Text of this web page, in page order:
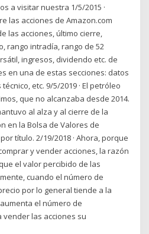
a visitar nuestra 1/5/2015 ·
las acciones de Amazon.com
las acciones, último cierre,
rango intradía, rango de 52
ingresos, dividendo etc. de
en una de estas secciones: datos
etc. 9/5/2019 · El petróleo
que no alcanzaba desde 2014.
al alza y al cierre de la
en la Bolsa de Valores de
título. 2/19/2018 · Ahora, porque
y vender acciones, la razón
el valor percibido de las
cuando el número de
por lo general tiende a la
el número de
las acciones su